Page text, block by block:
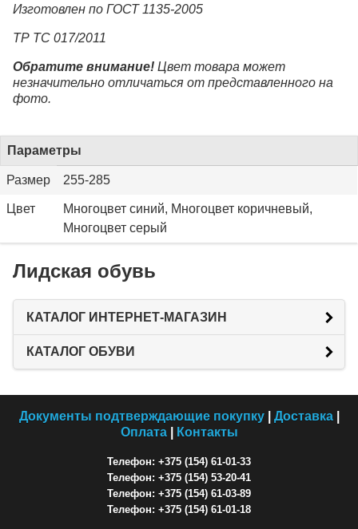
Изготовлен по ГОСТ 1135-2005
ТР ТС 017/2011
Обратите внимание! Цвет товара может
незначительно отличаться от представленного на
фото.
Параметры
Размер 255-285
Цвет
Многоцвет синий, Многоцвет коричневый,
Многоцвет серый
Лидская обувь
КАТАЛОГ ИНТЕРНЕТ-МАГАЗИН
КАТАЛОГ ОБУВИ
Документы подтверждающие покупку| Доставка|
Оплата| Контакты
Телефон: +375 (154) 61-01-33
Телефон: +375 (154) 53-20-41
Телефон: +375 (154) 61-03-89
Телефон: +375 (154) 61-01-18